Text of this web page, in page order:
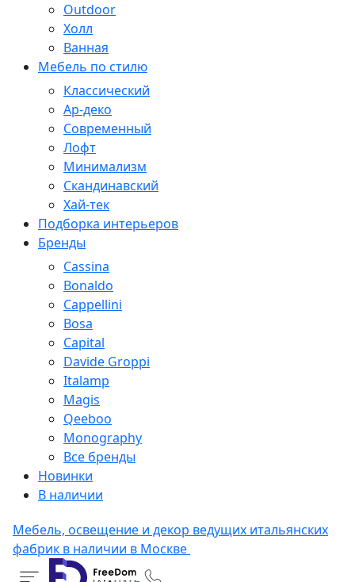
Outdoor
Холл
Ванная
Мебель по стилю
Классический
Ар-деко
Современный
Лофт
Минимализм
Скандинавский
Хай-тек
Подборка интерьеров
Бренды
Cassina
Bonaldo
Cappellini
Bosa
Capital
Davide Groppi
Italamp
Magis
Qeeboo
Monography
Все бренды
Новинки
В наличии
Мебель, освещение и декор ведущих итальянских
фабрик в наличии в Москве